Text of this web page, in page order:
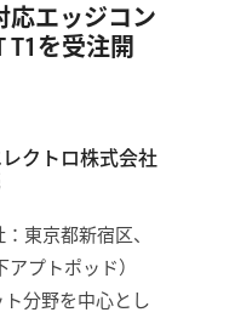
応エッジコン
T1を受注開
クトロ株式会社
東京都新宿区、
プトポッド）
分野を中心とし